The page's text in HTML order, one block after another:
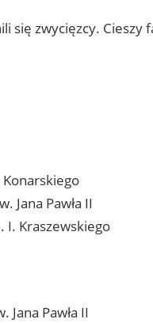
się zwycięzcy.
Jana Pawła II
I. Kraszewskiego
Pawła II